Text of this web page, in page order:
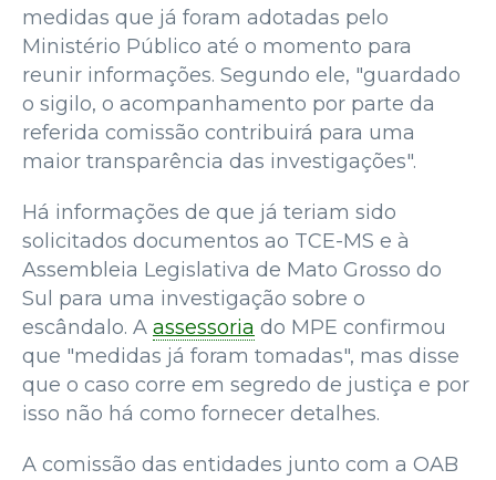
medidas que já foram adotadas pelo
Ministério Público até o momento para
reunir informações. Segundo ele, "guardado
o sigilo, o acompanhamento por parte da
referida comissão contribuirá para uma
maior transparência das investigações".
Há informações de que já teriam sido
solicitados documentos ao TCE-MS e à
Assembleia Legislativa de Mato Grosso do
Sul para uma investigação sobre o
escândalo. A assessoria do MPE confirmou
que "medidas já foram tomadas", mas disse
que o caso corre em segredo de justiça e por
isso não há como fornecer detalhes.
A comissão das entidades junto com a OAB